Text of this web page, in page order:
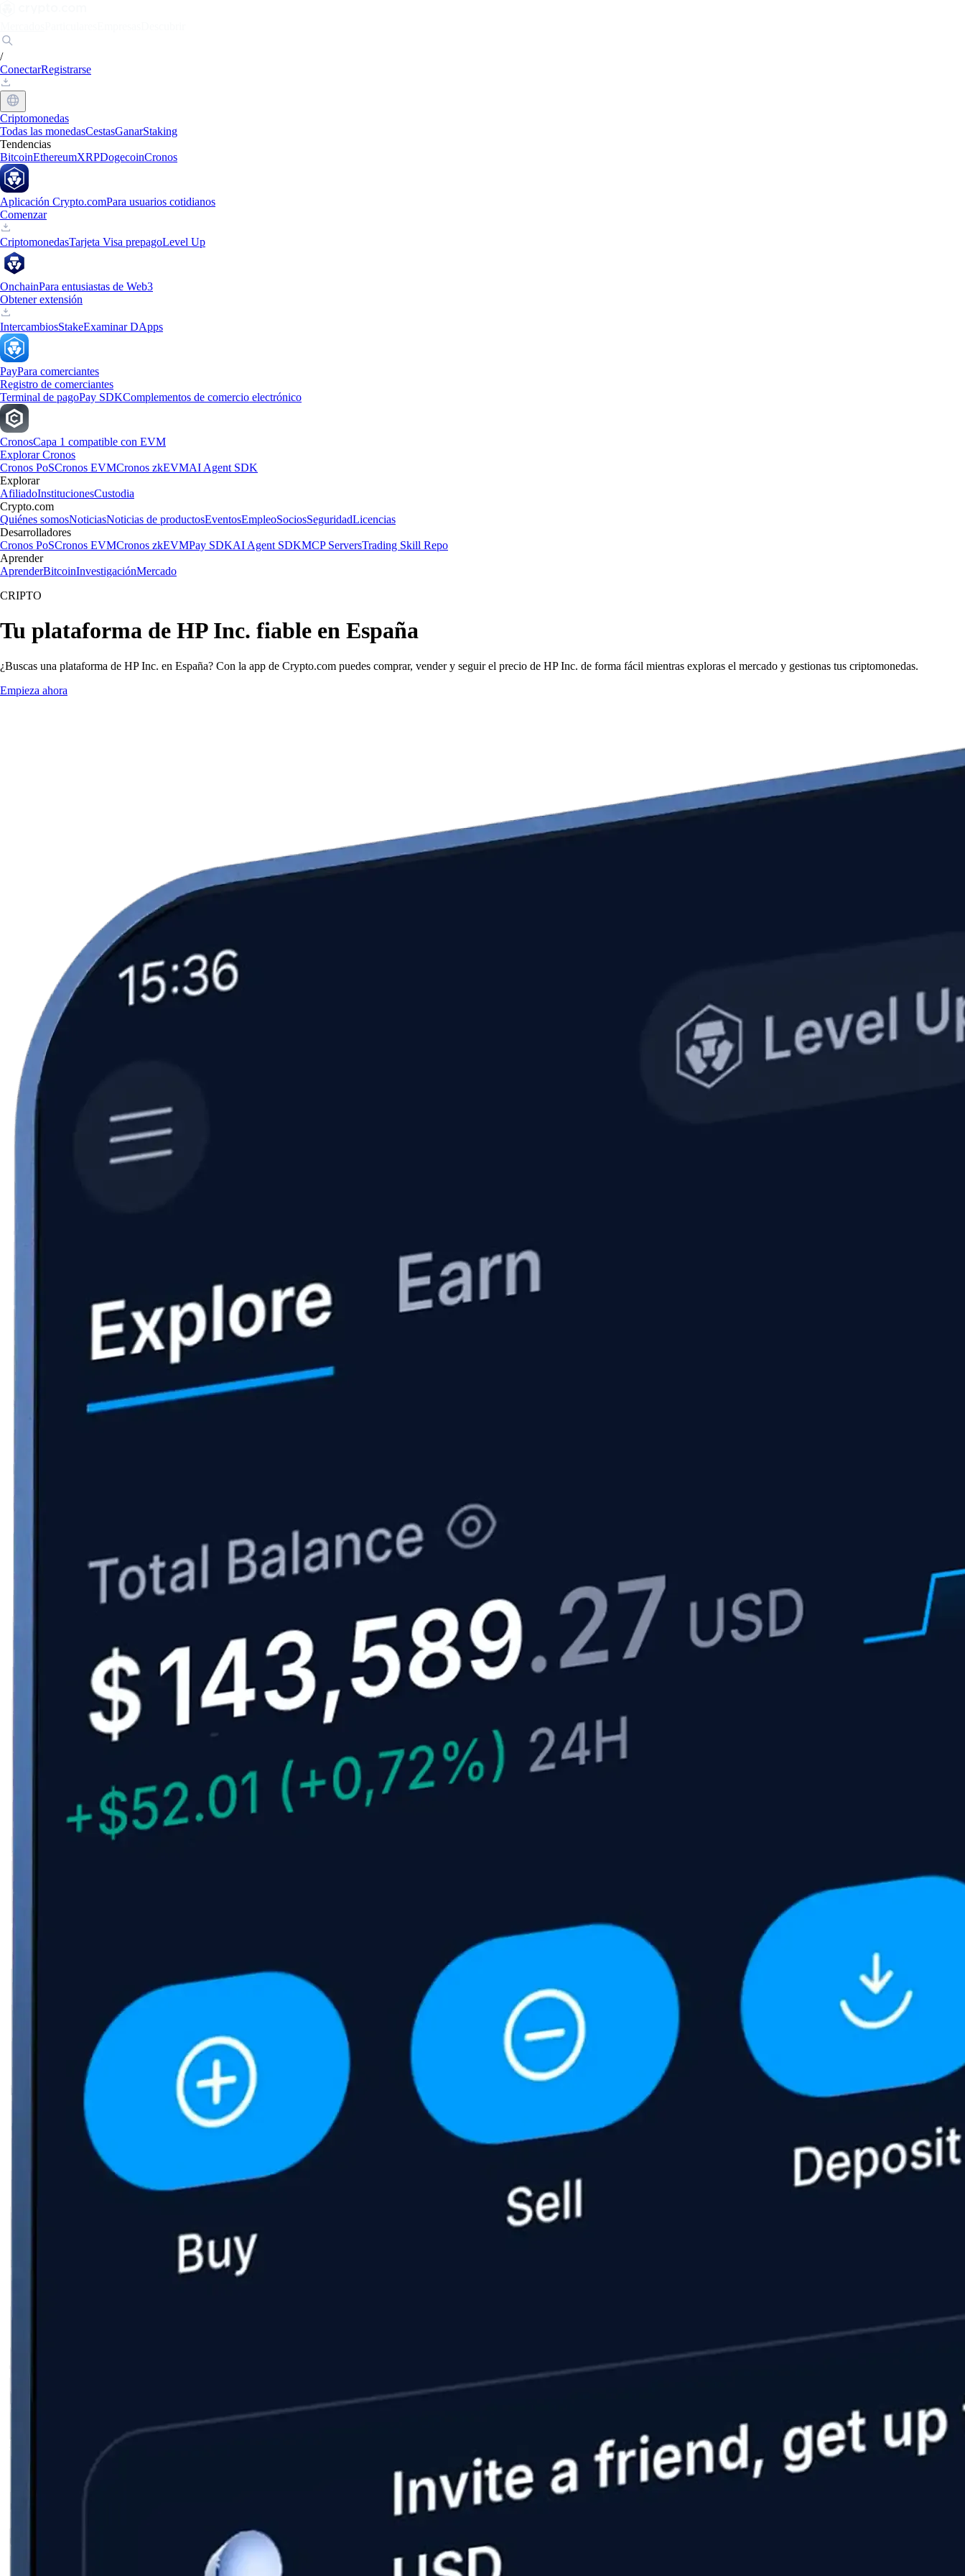
/
ConectarRegistrarse
Criptomonedas
Todas las monedasCestasGanarStaking
Tendencias
BitcoinEthereumXRPDogecoinCronos
Aplicación Crypto.comPara usuarios cotidianos
Comenzar
CriptomonedasTarjeta Visa prepagoLevel Up
OnchainPara entusiastas de Web3
Obtener extensión
IntercambiosStakeExaminar DApps
PayPara comerciantes
Registro de comerciantes
Terminal de pagoPay SDKComplementos de comercio electrónico
CronosCapa 1 compatible con EVM
Explorar Cronos
Cronos PoSCronos EVMCronos zkEVMAI Agent SDK
Explorar
AfiliadoInstitucionesCustodia
Crypto.com
Quiénes somosNoticiasNoticias de productosEventosEmpleoSociosSeguridadLicencias
Desarrolladores
Cronos PoSCronos EVMCronos zkEVMPay SDKAI Agent SDKMCP ServersTrading Skill Repo
Aprender
AprenderBitcoinInvestigaciónMercado
CRIPTO
Tu plataforma de HP Inc. fiable en España
¿Buscas una plataforma de HP Inc. en España? Con la app de Crypto.com puedes comprar, vender y seguir el precio de HP Inc. de forma fácil mientras exploras el mercado y gestionas tus criptomonedas.
Empieza ahora